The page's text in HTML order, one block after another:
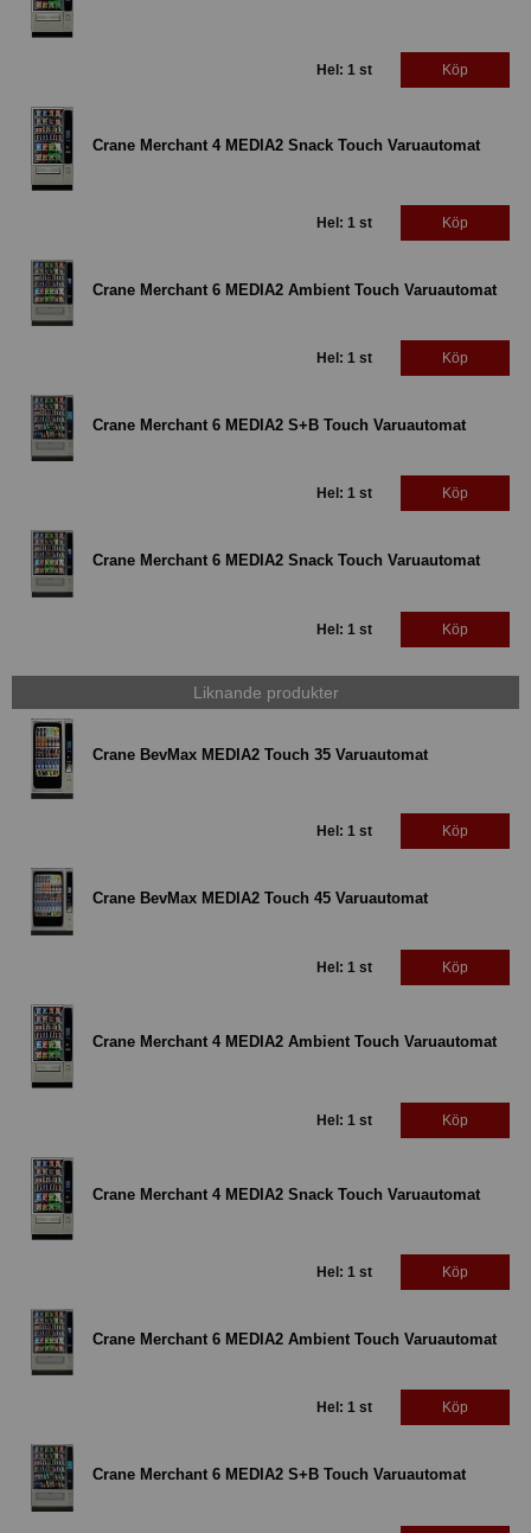
Hel: 1 st Köp
Crane Merchant 4 MEDIA2 Snack Touch Varuautomat
Hel: 1 st Köp
Crane Merchant 6 MEDIA2 Ambient Touch Varuautomat
Hel: 1 st Köp
Crane Merchant 6 MEDIA2 S+B Touch Varuautomat
Hel: 1 st Köp
Crane Merchant 6 MEDIA2 Snack Touch Varuautomat
Hel: 1 st Köp
Liknande produkter
Crane BevMax MEDIA2 Touch 35 Varuautomat
Hel: 1 st Köp
Crane BevMax MEDIA2 Touch 45 Varuautomat
Hel: 1 st Köp
Crane Merchant 4 MEDIA2 Ambient Touch Varuautomat
Hel: 1 st Köp
Crane Merchant 4 MEDIA2 Snack Touch Varuautomat
Hel: 1 st Köp
Crane Merchant 6 MEDIA2 Ambient Touch Varuautomat
Hel: 1 st Köp
Crane Merchant 6 MEDIA2 S+B Touch Varuautomat